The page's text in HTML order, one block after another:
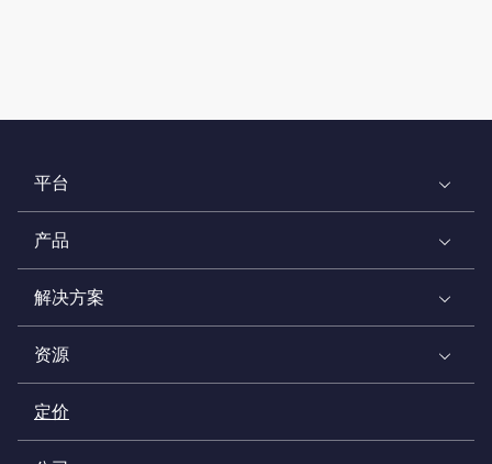
平台
产品
解决方案
资源
定价